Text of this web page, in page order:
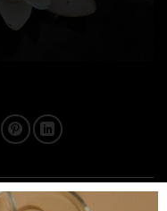
thepermalink.